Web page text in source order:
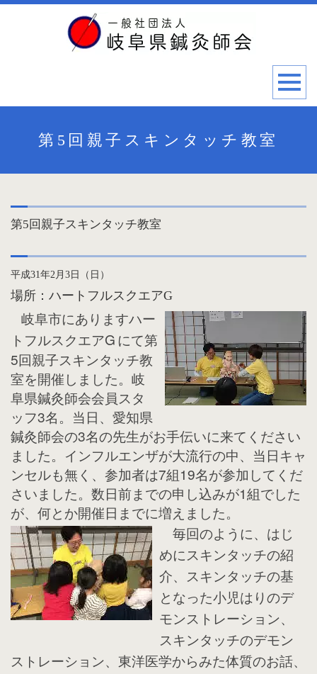
第5回親子スキンタッチ教室
第5回親子スキンタッチ教室
平成31年2月3日（日）
場所：ハートフルスクエアG
岐阜市にありますハー
トフルスクエアG にて第
5回親子スキンタッチ教
室を開催しました。岐
阜県鍼灸師会会員スタ
ッフ3名。当日、愛知県
鍼灸師会の3名の先生がお手伝いに来てください
ました。インフルエンザが大流行の中、当日キャ
ンセルも無く、参加者は7組19名が参加してくだ
さいました。数日前までの申し込みが1組でした
が、何とか開催日までに増えました。
毎回のように、はじ
めにスキンタッチの紹
介、スキンタッチの基
となった小児はりのデ
モンストレーション、
スキンタッチのデモン
ストレーション、東洋医学からみた体質のお話、